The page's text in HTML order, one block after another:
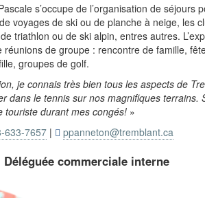
s’occupe de l’organisation de
voyages de ski ou de planche à neige, les
triathlon ou de ski alpin, entres autres.
de groupe : rencontre de famille,
groupes de golf.
je connais très bien tous les aspects de
dans le tennis sur nos magnifiques
touriste durant mes congés! »
633-7657 |  ppanneton@tremblant.ca
Déléguée commerciale interne